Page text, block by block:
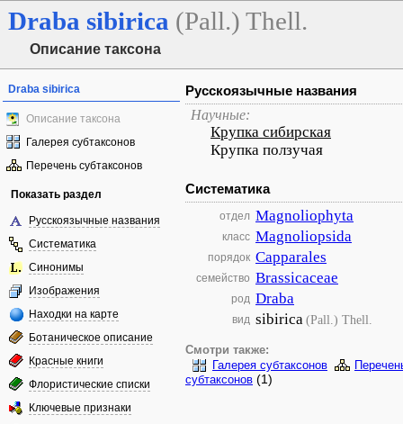
Draba sibirica (Pall.) Thell.
Описание таксона
Draba sibirica
Описание таксона
Галерея субтаксонов
Перечень субтаксонов
Показать раздел
Русскоязычные названия
Систематика
Синонимы
Изображения
Находки на карте
Ботаническое описание
Красные книги
Флористические списки
Ключевые признаки
Русскоязычные названия
Научные:
Крупка сибирская
Крупка ползучая
Систематика
отдел Magnoliophyta
класс Magnoliopsida
порядок Capparales
семейство Brassicaceae
род Draba
вид sibirica(Pall.) Thell.
Смотри также:
Галерея субтаксонов
субтаксонов (1)